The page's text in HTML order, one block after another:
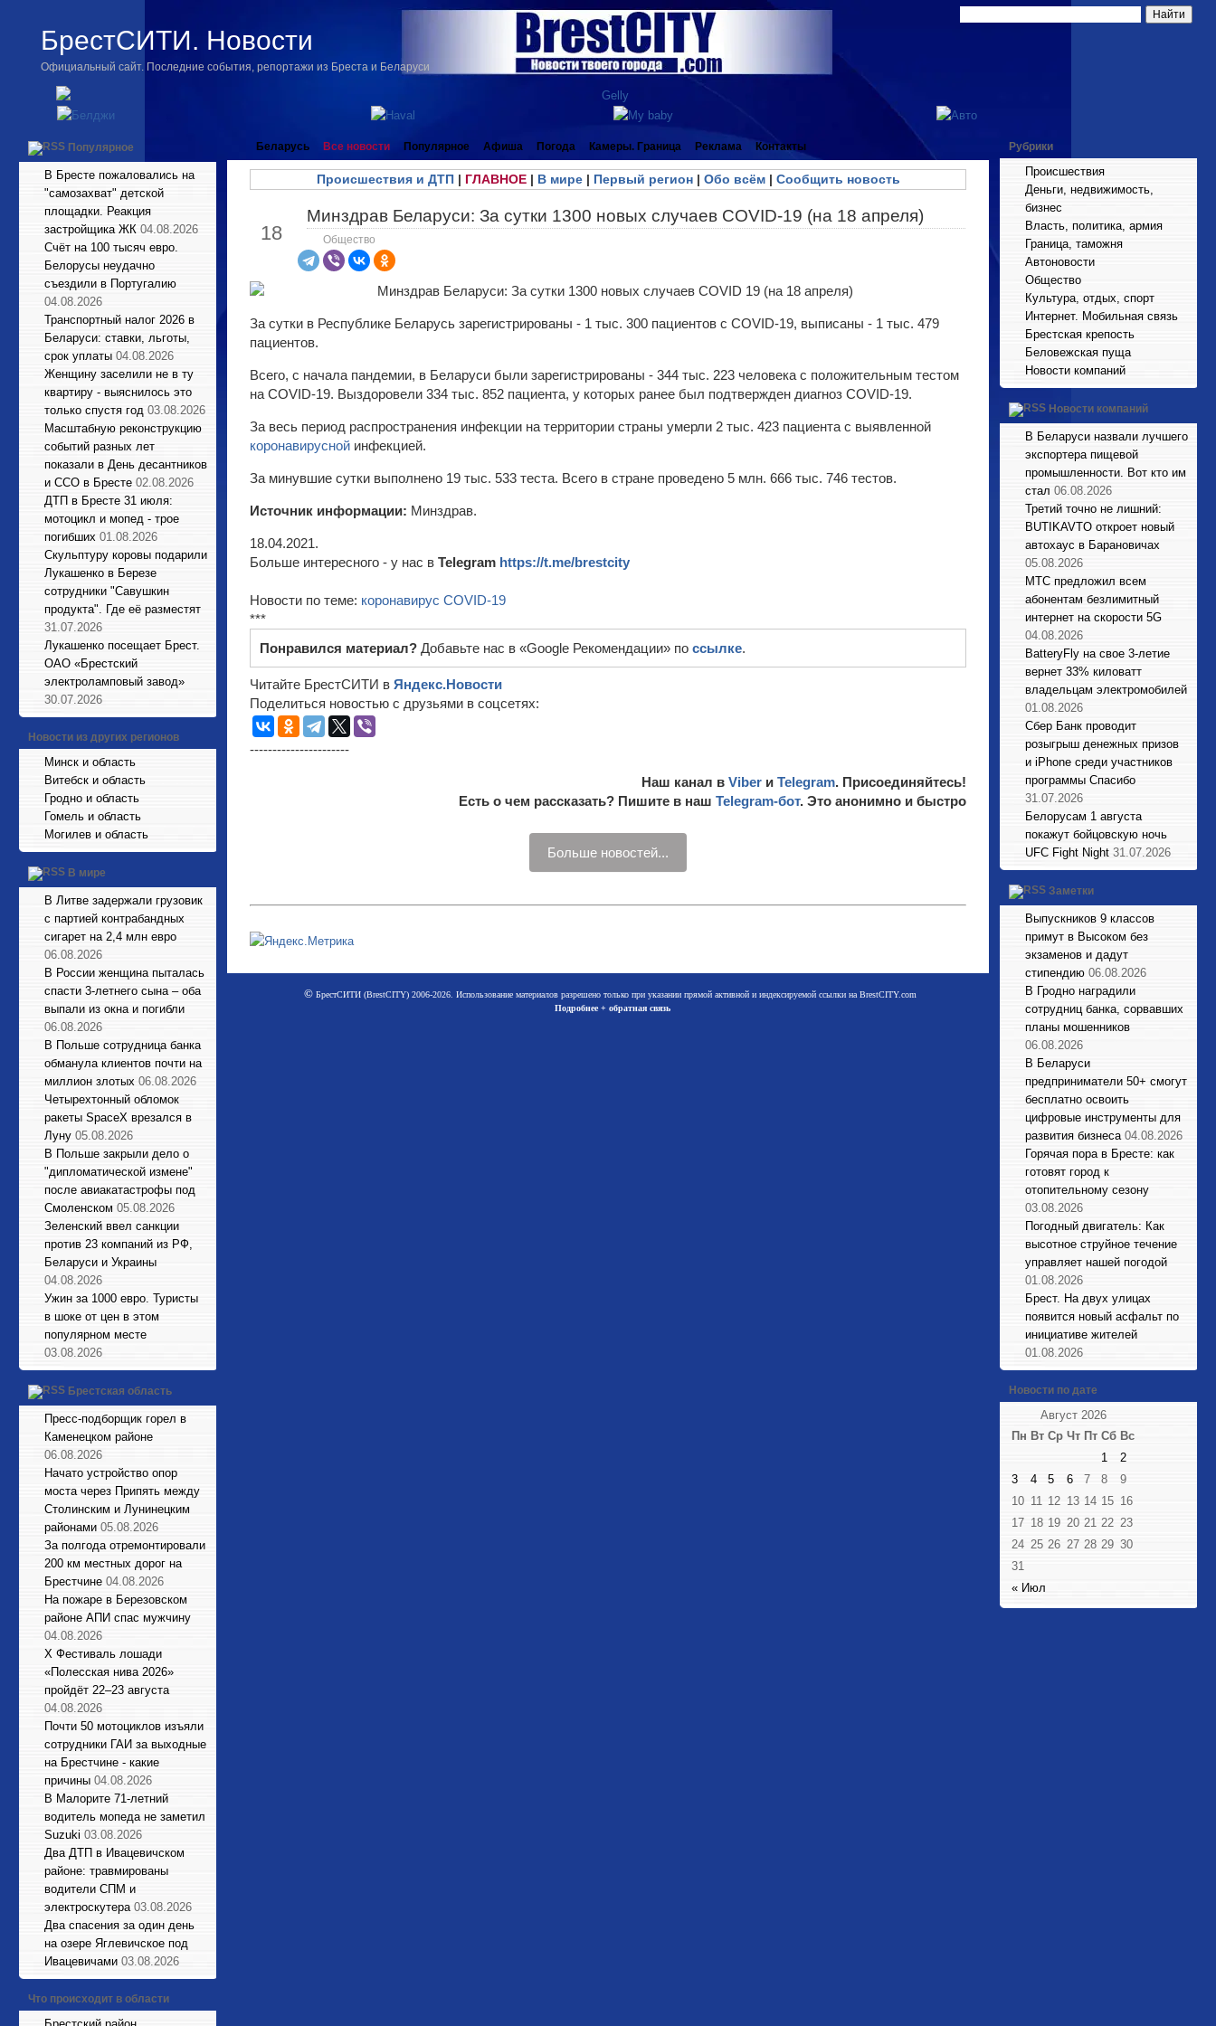
БрестСИТИ. Новости
Официальный сайт. Последние события, репортажи из Бреста и Беларуси
Популярное
В Бресте пожаловались на
"самозахват" детской
площадки. Реакция
застройщика ЖК 04.08.2026
Счёт на 100 тысяч евро.
Белорусы неудачно
съездили в Португалию
04.08.2026
Транспортный налог 2026 в
Беларуси: ставки, льготы,
срок уплаты 04.08.2026
Женщину заселили не в ту
квартиру - выяснилось это
только спустя год 03.08.2026
Масштабную реконструкцию
событий разных лет
показали в День десантников
и ССО в Бресте 02.08.2026
ДТП в Бресте 31 июля:
мотоцикл и мопед - трое
погибших 01.08.2026
Cкульптуру коровы подарили
Лукашенко в Березе
сотрудники "Савушкин
продукта". Где её разместят
31.07.2026
Лукашенко посещает Брест.
ОАО «Брестский
электроламповый завод»
30.07.2026
Новости из других регионов
Минск и область
Витебск и область
Гродно и область
Гомель и область
Могилев и область
В мире
В Литве задержали грузовик
с партией контрабандных
сигарет на 2,4 млн евро
06.08.2026
В России женщина пыталась
спасти 3-летнего сына – оба
выпали из окна и погибли
06.08.2026
В Польше сотрудница банка
обманула клиентов почти на
миллион злотых 06.08.2026
Четырехтонный обломок
ракеты SpaceX врезался в
Луну 05.08.2026
В Польше закрыли дело о
"дипломатической измене"
после авиакатастрофы под
Смоленском 05.08.2026
Зеленский ввел санкции
против 23 компаний из РФ,
Беларуси и Украины
04.08.2026
Ужин за 1000 евро. Туристы
в шоке от цен в этом
популярном месте
03.08.2026
Брестская область
Пресс-подборщик горел в
Каменецком районе
06.08.2026
Начато устройство опор
моста через Припять между
Столинским и Лунинецким
районами 05.08.2026
За полгода отремонтировали
200 км местных дорог на
Брестчине 04.08.2026
На пожаре в Березовском
районе АПИ спас мужчину
04.08.2026
X Фестиваль лошади
«Полесская нива 2026»
пройдёт 22–23 августа
04.08.2026
Почти 50 мотоциклов изъяли
сотрудники ГАИ за выходные
на Брестчине - какие
причины 04.08.2026
В Малорите 71-летний
водитель мопеда не заметил
Suzuki 03.08.2026
Два ДТП в Ивацевичском
районе: травмированы
водители СПМ и
электроскутера 03.08.2026
Два спасения за один день
на озере Яглевичское под
Ивацевичами 03.08.2026
Что происходит в области
Беларусь Все новости Популярное Афиша Погода Камеры. Граница Реклама Контакты
Происшествия и ДТП| ГЛАВНОЕ| В мире| Первый регион| Обо всём| Сообщить новость
18
Минздрав Беларуси: За сутки 1300 новых случаев COVID-19 (на 18 апреля)
Общество
За сутки в Республике Беларусь зарегистрированы - 1 тыс. 300 пациентов с COVID-19, выписаны - 1 тыс. 479
пациентов.
Всего, с начала пандемии, в Беларуси были зарегистрированы - 344 тыс. 223 человека с положительным тестом
на COVID-19. Выздоровели 334 тыс. 852 пациента, у которых ранее был подтвержден диагноз COVID-19.
За весь период распространения инфекции на территории страны умерли 2 тыс. 423 пациента с выявленной
коронавирусной инфекцией.
За минувшие сутки выполнено 19 тыс. 533 теста. Всего в стране проведено 5 млн. 666 тыс. 746 тестов.
Источник информации: Минздрав.
18.04.2021.
Больше интересного - у нас в Telegram https://t.me/brestcity
Новости по теме: коронавирус COVID-19
***
Понравился материал? Добавьте нас в «Google Рекомендации» по ссылке.
Читайте БрестСИТИ в Яндекс.Новости
Поделиться новостью с друзьями в соцсетях:
----------------------
Наш канал в Viber и Telegram. Присоединяйтесь!
Есть о чем рассказать? Пишите в наш Telegram-бот. Это анонимно и быстро
Больше новостей...
©БрестСИТИ (BrestCITY) 2006-2026. Использование материалов разрешено только при указании прямой активной и индексируемой ссылки на BrestCITY.com
Подробнее + обратная связь
Рубрики
Происшествия
Деньги, недвижимость,
бизнес
Власть, политика, армия
Граница, таможня
Автоновости
Общество
Культура, отдых, спорт
Интернет. Мобильная связь
Брестская крепость
Беловежская пуща
Новости компаний
Новости компаний
В Беларуси назвали лучшего
экспортера пищевой
промышленности. Вот кто им
стал 06.08.2026
Третий точно не лишний:
BUTIKAVTO откроет новый
автохаус в Барановичах
05.08.2026
МТС предложил всем
абонентам безлимитный
интернет на скорости 5G
04.08.2026
BatteryFly на свое 3-летие
вернет 33% киловатт
владельцам электромобилей
01.08.2026
Сбер Банк проводит
розыгрыш денежных призов
и iPhone среди участников
программы Спасибо
31.07.2026
Белорусам 1 августа
покажут бойцовскую ночь
UFC Fight Night 31.07.2026
Заметки
Выпускников 9 классов
примут в Высоком без
экзаменов и дадут
стипендию 06.08.2026
В Гродно наградили
сотрудниц банка, сорвавших
планы мошенников
06.08.2026
В Беларуси
предприниматели 50+ смогут
бесплатно освоить
цифровые инструменты для
развития бизнеса 04.08.2026
Горячая пора в Бресте: как
готовят город к
отопительному сезону
03.08.2026
Погодный двигатель: Как
высотное струйное течение
управляет нашей погодой
01.08.2026
Брест. На двух улицах
появится новый асфальт по
инициативе жителей
01.08.2026
Новости по дате
Август 2026
Пн Вт Ср Чт Пт Сб Вс
« Июл
1
2
3
4 5 6 7 8
9
10 11 12 13 14 15 16
17 18 19 20 21 22 23
24 25 26 27 28 29 30
31